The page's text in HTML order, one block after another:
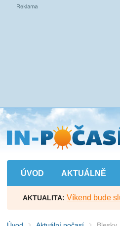
Přejít
na
hlavní
obsah
ÚVOD AKTUÁLNĚ
AKTUALITA: Víkend bude